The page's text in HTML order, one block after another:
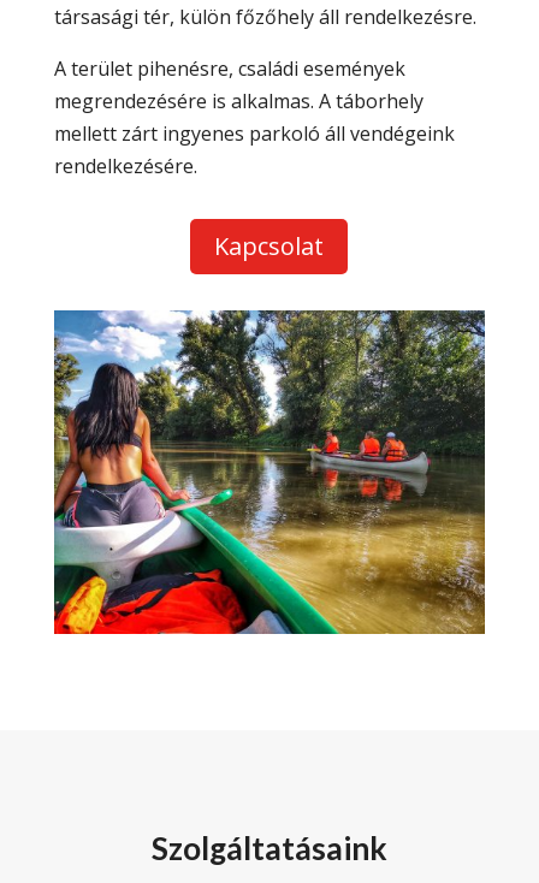
társasági tér, külön főzőhely áll rendelkezésre.
A terület pihenésre, családi események
megrendezésére is alkalmas. A táborhely
mellett zárt ingyenes parkoló áll vendégeink
rendelkezésére.
Kapcsolat
Szolgáltatásaink